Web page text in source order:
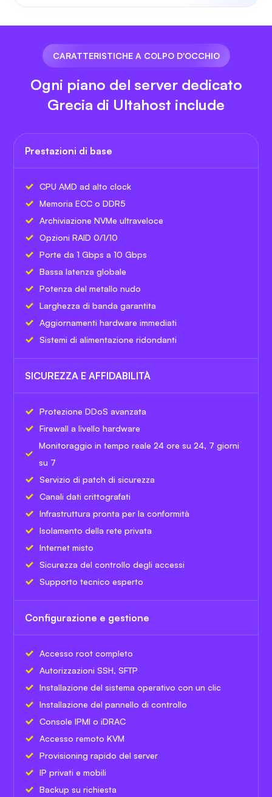
CARATTERISTICHE A COLPO D'OCCHIO
Ogni piano del server dedicato
Grecia di Ultahost include
Prestazioni di base
CPU AMD ad alto clock
Memoria ECC o DDR5
Archiviazione NVMe ultraveloce
Opzioni RAID 0/1/10
Porte da 1 Gbps a 10 Gbps
Bassa latenza globale
Potenza del metallo nudo
Larghezza di banda garantita
Aggiornamenti hardware immediati
Sistemi di alimentazione ridondanti
SICUREZZA E AFFIDABILITÀ
Protezione DDoS avanzata
Firewall a livello hardware
Monitoraggio in tempo reale 24 ore su 24, 7 giorni
su 7
Servizio di patch di sicurezza
Canali dati crittografati
Infrastruttura pronta per la conformità
Isolamento della rete privata
Internet misto
Sicurezza del controllo degli accessi
Supporto tecnico esperto
Configurazione e gestione
Accesso root completo
Autorizzazioni SSH, SFTP
Installazione del sistema operativo con un clic
Installazione del pannello di controllo
Console IPMI o iDRAC
Accesso remoto KVM
Provisioning rapido del server
IP privati e mobili
Backup su richiesta